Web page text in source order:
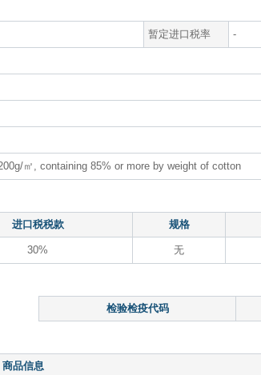
暂定进口税率 -
㎡, containing 85% or more by weight of cotton
进口税税款 规格
30% 无
检验检疫代码
商品信息